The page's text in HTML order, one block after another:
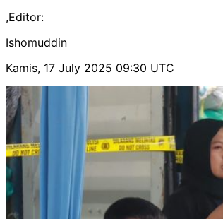
,Editor:
Ishomuddin
Kamis, 17 July 2025 09:30 UTC